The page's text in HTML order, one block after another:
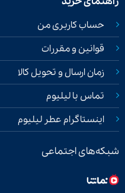
حساب کاربری من
قوانین و مقررات
زمان ارسال و تحویل کالا
تماس با لیلیوم
اینستاگرام عطر لیلیوم
شبکه‌های اجتماعی